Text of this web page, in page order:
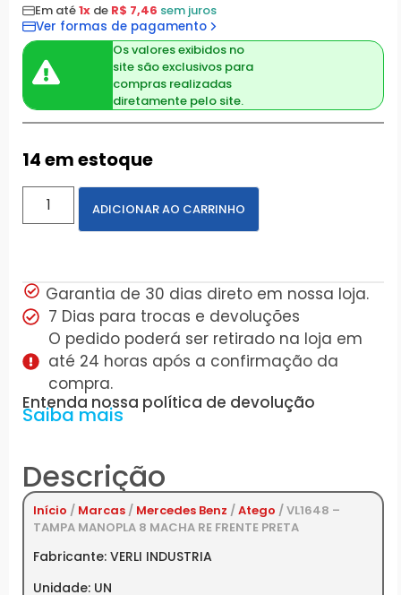
Em até1x de R$ 7,46 sem juros
Ver formas de pagamento
Os valores exibidos no
site são exclusivos para
compras realizadas
diretamente pelo site.
14 em estoque
ADICIONAR AO CARRINHO
Garantia de 30 dias direto em nossa loja.
7 Dias para trocas e devoluções
O pedido poderá ser retirado na loja em
até 24 horas após a confirmação da
compra.
Entenda nossa política de devolução
Saiba mais
Descrição
Início / Marcas / Mercedes Benz /Atego / VL1648 –
TAMPA MANOPLA 8 MACHA RE FRENTE PRETA
Fabricante: VERLI INDUSTRIA
Unidade: UN